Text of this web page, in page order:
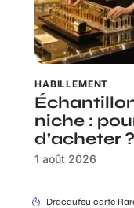
HABILLEMENT
niche :
d’acheter ?
1 août 2026